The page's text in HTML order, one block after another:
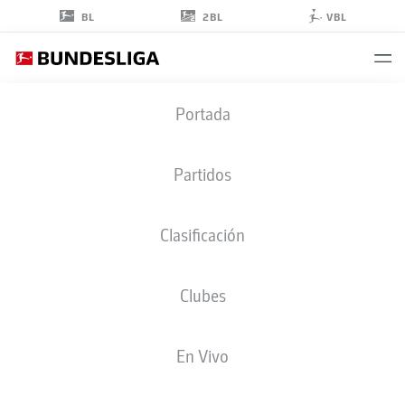
BL 2BL VBL
Portada
Partidos
Clasificación
Clubes
En Vivo